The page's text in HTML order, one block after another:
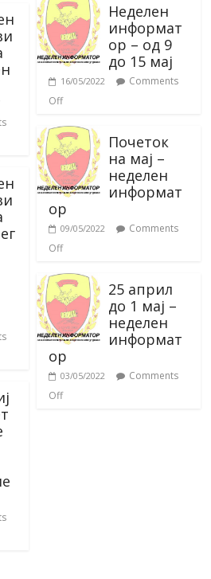
Неделен
информат
ор – од 9
до 15 мај
16/05/2022
Comments
Off
Почеток
на мај –
неделен
информат
ор
09/05/2022
Comments
Off
25 април
до 1 мај –
неделен
информат
ор
03/05/2022
Comments
Off